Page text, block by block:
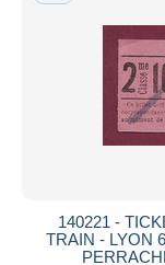
140221 -
TRAIN - LYON